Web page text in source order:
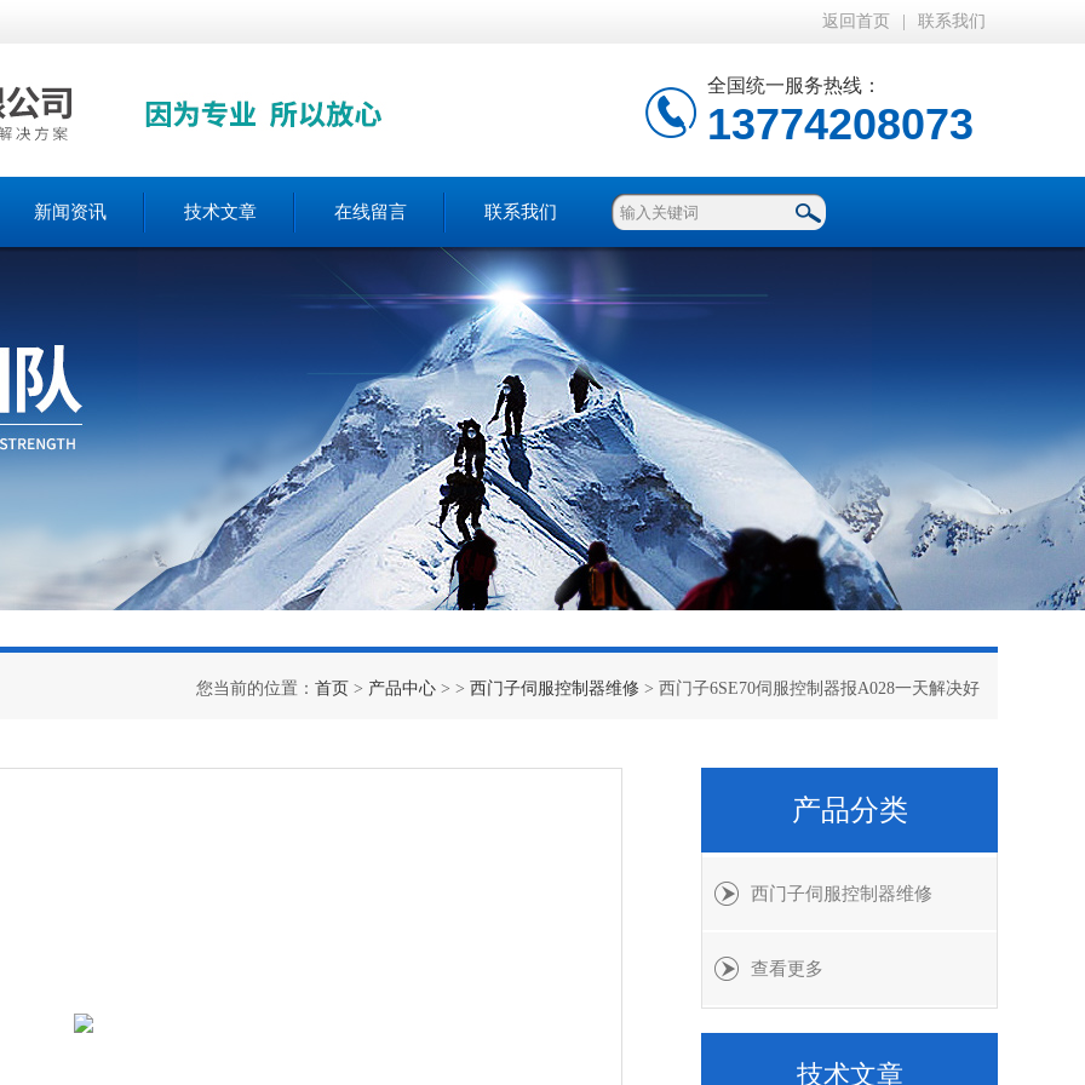
返回首页 联系我们
全国统一服务热线：
13774208073
新闻资讯 技术文章 在线留言 联系我们
您当前的位置： 首页 > 产品中心 > > 西门子伺服控制器维修 > 西门子6SE70伺服控制器报A028一天解决好
产品分类
西门子伺服控制器维修
查看更多
技术文章